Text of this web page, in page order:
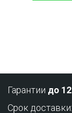
Гарантии до
Срок доставки: